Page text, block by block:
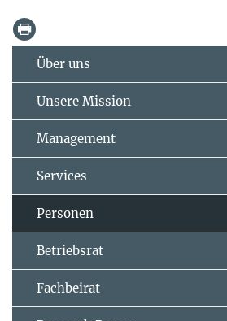
Über uns
Unsere Mission
Management
Services
Personen
Betriebsrat
Fachbeirat